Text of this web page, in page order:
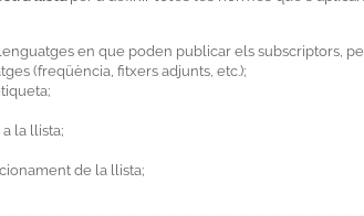
en que poden publicar els subscriptors,
(freqüència, fitxers adjunts, etc.);
la llista;
de la llista;